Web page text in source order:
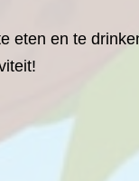
eten en te